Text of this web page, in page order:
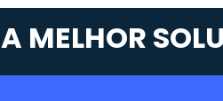
A MELHOR